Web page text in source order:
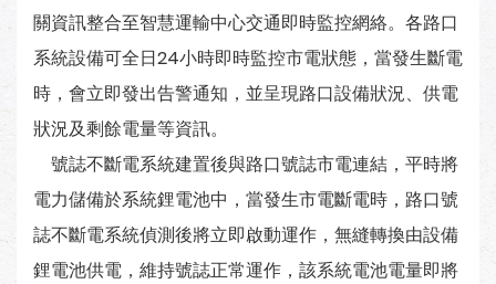
關資訊整合至智慧運輸中心交通即時監控網絡。各路口
系統設備可全日24小時即時監控市電狀態，當發生斷電
時，會立即發出告警通知，並呈現路口設備狀況、供電
狀況及剩餘電量等資訊。
號誌不斷電系統建置後與路口號誌市電連結，平時將
電力儲備於系統鋰電池中，當發生市電斷電時，路口號
誌不斷電系統偵測後將立即啟動運作，無縫轉換由設備
鋰電池供電，維持號誌正常運作，該系統電池電量即將